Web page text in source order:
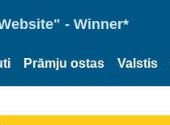
- Winner*
Prāmju ostas Valstis